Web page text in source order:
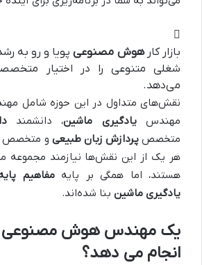
بازار کارهوش مصنوعیپویا و رو به
شغلی متنوعی را در اختیار
می‌دهد.
نقش‌های متداول در این حوزه شامل
مهندسیادگیری ماشین، دانشمند
متخصصپردازش زبان طبیعی و متخصص
هر یک از این نقش‌ها نیازمند
هستند، اما همگی بر پایهمفاهیم
یادگیری ماشین بنا شده‌اند.
یک مهندس هوش مصنوعی
انجام می‌ دهد؟